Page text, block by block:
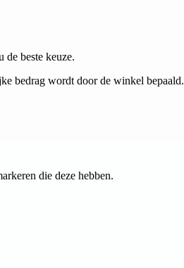
de beste keuze.
bedrag wordt door de winkel bepaald.
die deze hebben.